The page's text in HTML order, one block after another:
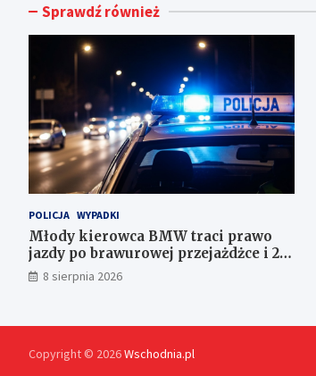
Sprawdź również
POLICJA WYPADKI
Młody kierowca BMW traci prawo
jazdy po brawurowej przejażdżce i 23
punktach karnych
8 sierpnia 2026
Copyright © 2026Wschodnia.pl